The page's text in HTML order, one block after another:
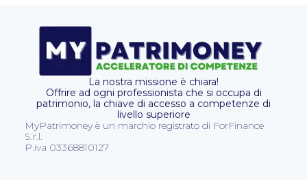
La nostra missione è chiara!
Offrire ad ogni professionista che si occupa di
patrimonio, la chiave di accesso a competenze di
livello superiore
MyPatrimoney è un marchio registrato di ForFinance
S.r.l.
P.iva 03368810127